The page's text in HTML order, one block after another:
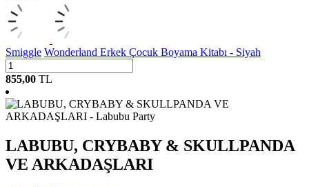
Smiggle Wonderland Erkek Çocuk Boyama Kitabı - Siyah
855,00 TL
LABUBU, CRYBABY & SKULLPANDA
VE ARKADAŞLARI